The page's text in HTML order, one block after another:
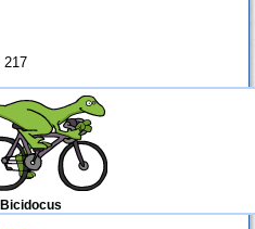
217
Bicidocus